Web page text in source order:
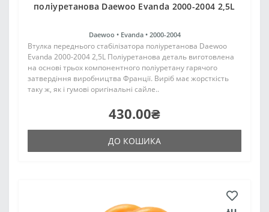
поліуретанова Daewoo Evanda 2000-2004 2,5L
Daewoo • Evanda • 2000-2004
Втулка переднього стабілізатора поліуретанова Daewoo
Evanda 2000-2004 2,5L Поліуретанова деталь виготовлена
на основі трьох компонентного поліуретану гарячого
затвердіння виробництва Франції. Виріб має жорсткість
таку ж, як і гумові оригінальні сайле..
430.00₴
ДО КОШИКА